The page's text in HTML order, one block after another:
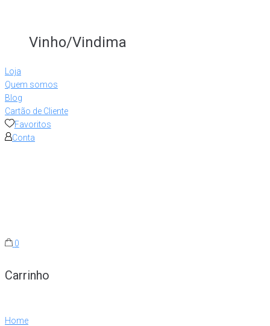
Vinho/Vindima
Loja
Quem somos
Blog
Cartão de Cliente
Favoritos
Conta
0
Carrinho
Home